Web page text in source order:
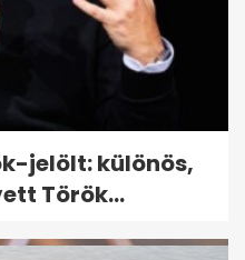
Ibolya nem mond
jelölt: különös,
Török...